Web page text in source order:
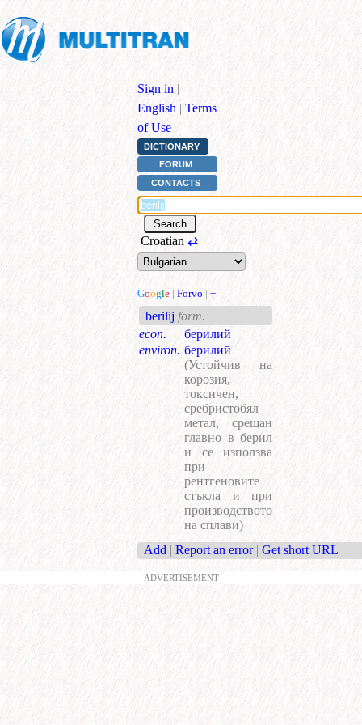
Sign in |
English | Terms
of Use
DICTIONARY
FORUM
CONTACTS
Croatian ⇄
+
Google | Forvo | +
berilij form.
econ.
берилий
environ. берилий
(Устойчив на
корозия,
токсичен,
сребристобял
метал, срещан
главно в берил
и се използва
при
рентгеновите
стъкла и при
производството
на сплави)
Add | Report an error | Get short URL
ADVERTISEMENT